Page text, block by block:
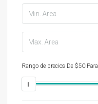
Rango de precios De $50 Para